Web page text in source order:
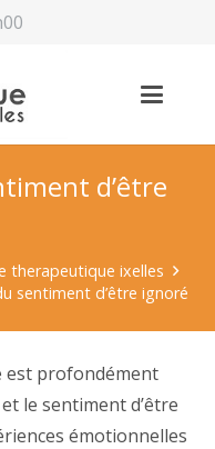
d’être
therapeutique ixelles
sentiment d’être ignoré
est profondément
le sentiment d’être
émotionnelles